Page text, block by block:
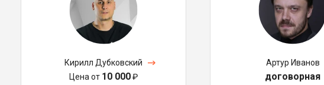
Кирилл Дубковский
Цена от 10 000₽
Артур Иванов
договорная